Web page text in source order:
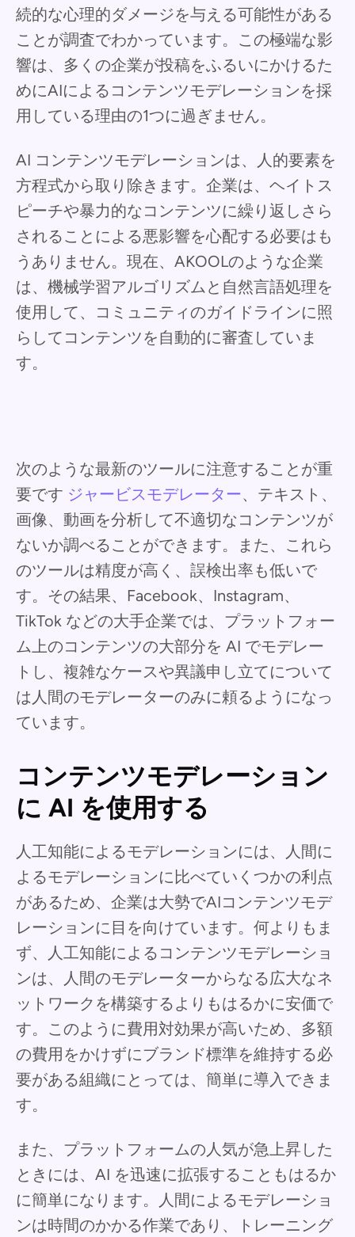
続的な心理的ダメージを与える可能性がある
ことが調査でわかっています。この極端な影
響は、多くの企業が投稿をふるいにかけるた
めにAIによるコンテンツモデレーションを採
用している理由の1つに過ぎません。
AI コンテンツモデレーションは、人的要素を
方程式から取り除きます。企業は、ヘイトス
ピーチや暴力的なコンテンツに繰り返しさら
されることによる悪影響を心配する必要はも
うありません。現在、AKOOLのような企業
は、機械学習アルゴリズムと自然言語処理を
使用して、コミュニティのガイドラインに照
らしてコンテンツを自動的に審査していま
す。
次のような最新のツールに注意することが重
要です ジャービスモデレーター、テキスト、
画像、動画を分析して不適切なコンテンツが
ないか調べることができます。また、これら
のツールは精度が高く、誤検出率も低いで
す。その結果、Facebook、Instagram、
TikTok などの大手企業では、プラットフォー
ム上のコンテンツの大部分を AI でモデレー
トし、複雑なケースや異議申し立てについて
は人間のモデレーターのみに頼るようになっ
ています。
コンテンツモデレーション
に AI を使用する
人工知能によるモデレーションには、人間に
よるモデレーションに比べていくつかの利点
があるため、企業は大勢でAIコンテンツモデ
レーションに目を向けています。何よりもま
ず、人工知能によるコンテンツモデレーショ
ンは、人間のモデレーターからなる広大なネ
ットワークを構築するよりもはるかに安価で
す。このように費用対効果が高いため、多額
の費用をかけずにブランド標準を維持する必
要がある組織にとっては、簡単に導入できま
す。
また、プラットフォームの人気が急上昇した
ときには、AI を迅速に拡張することもはるか
に簡単になります。人間によるモデレーショ
ンは時間のかかる作業であり、トレーニング